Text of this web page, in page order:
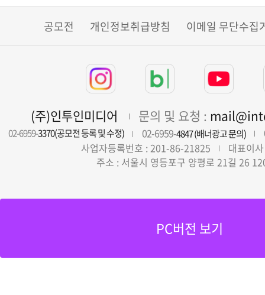
공모전 개인정보취급방침 이메일 무단수집
(주)인투인미디어 문의 및 요청 :
02-6959-3370(공모전 등록 및 수정) 02-6959-4847 (배너광고 문의)
사업자등록번호 : 201-86-21825
대표이
주소 : 서울시 영등포구 양평로 21길 26
PC버전 보기